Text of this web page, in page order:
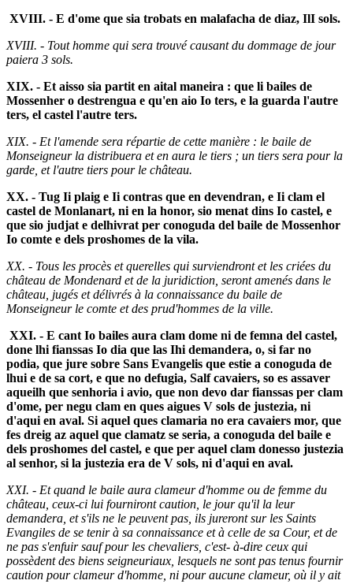
XVIII. - E d'ome que sia trobats en malafacha de diaz, IlI sols.
XVIII. - Tout homme qui sera trouvé causant du dommage de jour
paiera 3 sols.
XIX. - Et aisso sia partit en aital maneira : que li bailes de
Mossenher o destrengua e qu'en aio Io ters, e la guarda l'autre
ters, el castel l'autre ters.
XIX. - Et l'amende sera répartie de cette manière : le baile de
Monseigneur la distribuera et en aura le tiers ; un tiers sera pour la
garde, et l'autre tiers pour le château.
XX. - Tug Ii plaig e Ii contras que en devendran, e Ii clam el
castel de Monlanart, ni en la honor, sio menat dins Io castel, e
que sio judjat e delhivrat per conoguda del baile de Mossenhor
Io comte e dels proshomes de la vila.
XX. - Tous les procès et querelles qui surviendront et les criées du
château de Mondenard et de la juridiction, seront amenés dans le
château, jugés et délivrés à la connaissance du baile de
Monseigneur le comte et des prud'hommes de la ville.
XXI. - E cant Io bailes aura clam dome ni de femna del castel,
done lhi fianssas Io dia que las Ihi demandera, o, si far no
podia, que jure sobre Sans Evangelis que estie a conoguda de
lhui e de sa cort, e que no defugia, Salf cavaiers, so es assaver
aqueilh que senhoria i avio, que non devo dar fianssas per clam
d'ome, per negu clam en ques aigues V sols de justezia, ni
d'aqui en aval. Si aquel ques clamaria no era cavaiers mor, que
fes dreig az aquel que clamatz se seria, a conoguda del baile e
dels proshomes del castel, e que per aquel clam donesso justezia
al senhor, si la justezia era de V sols, ni d'aqui en aval.
XXI. - Et quand le baile aura clameur d'homme ou de femme du
château, ceux-ci lui fourniront caution, le jour qu'il la leur
demandera, et s'ils ne le peuvent pas, ils jureront sur les Saints
Evangiles de se tenir à sa connaissance et à celle de sa Cour, et de
ne pas s'enfuir sauf pour les chevaliers, c'est- à-dire ceux qui
possèdent des biens seigneuriaux, lesquels ne sont pas tenus fournir
caution pour clameur d'homme, ni pour aucune clameur, où il y ait